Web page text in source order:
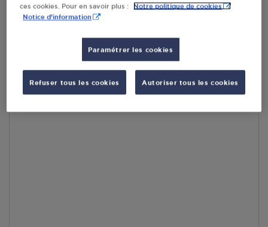
Accès
ces cookies. Pour en savoir plus :
Notre politique de cookies
Notice d'information
Paramétrer les cookies
Refuser tous les cookies Autoriser tous les cookies